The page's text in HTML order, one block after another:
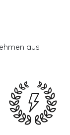
aus